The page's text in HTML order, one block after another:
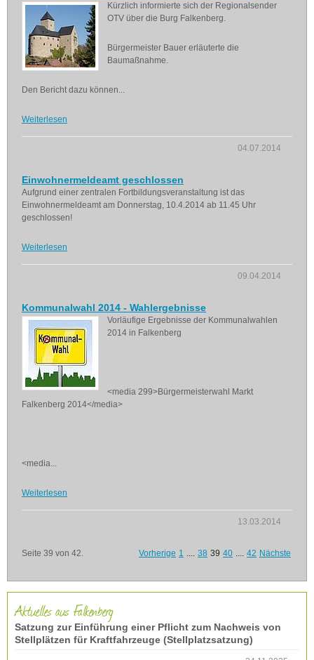
Kürzlich informierte sich der Regionalsender
OTV über die Burg Falkenberg.
Bürgermeister Bauer erläuterte die
Baumaßnahme.
Den Bericht dazu können...
Weiterlesen
04.07.2014
Einwohnermeldeamt geschlossen
Aufgrund einer zentralen Fortbildungsveranstaltung ist das
Einwohnermeldeamt am Donnerstag, 10.4.2014 ab 11.45 Uhr
geschlossen!
Weiterlesen
09.04.2014
Kommunalwahl 2014 - Wahlergebnisse
Vorläufige Ergebnisse der Kommunalwahlen
2014 in Falkenberg
<media 299>Bürgermeisterwahl Markt
Falkenberg 2014</media>
<media...
Weiterlesen
13.03.2014
Seite 39 von 42. Vorherige 1 .... 38 39 40 .... 42 Nächste
Aktuelles aus Falkenberg
Satzung zur Einführung einer Pflicht zum Nachweis von
Stellplätzen für Kraftfahrzeuge (Stellplatzsatzung)